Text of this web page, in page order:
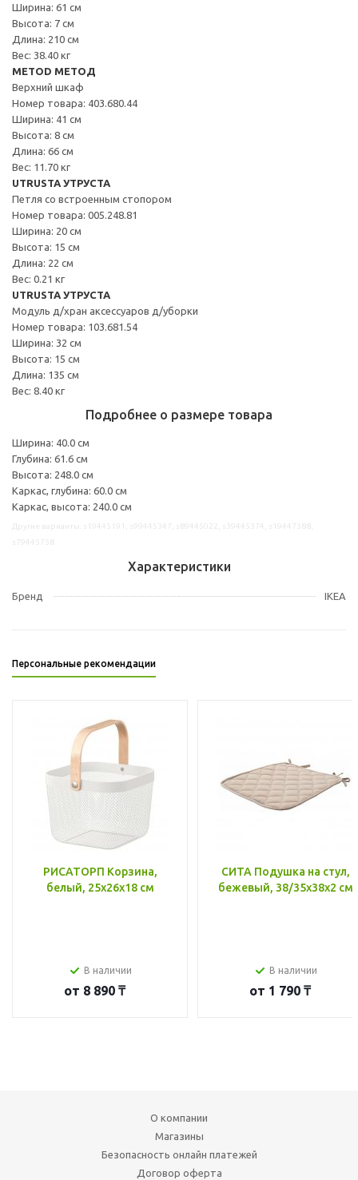
Ширина: 61 см
Высота: 7 см
Длина: 210 см
Вес: 38.40 кг
METOD МЕТОД
Верхний шкаф
Номер товара: 403.680.44
Ширина: 41 см
Высота: 8 см
Длина: 66 см
Вес: 11.70 кг
UTRUSTA УТРУСТА
Петля со встроенным стопором
Номер товара: 005.248.81
Ширина: 20 см
Высота: 15 см
Длина: 22 см
Вес: 0.21 кг
UTRUSTA УТРУСТА
Модуль д/хран аксессуаров д/уборки
Номер товара: 103.681.54
Ширина: 32 см
Высота: 15 см
Длина: 135 см
Вес: 8.40 кг
Подробнее о размере товара
Ширина: 40.0 см
Глубина: 61.6 см
Высота: 248.0 см
Каркас, глубина: 60.0 см
Каркас, высота: 240.0 см
Характеристики
Бренд IKEA
Персональные рекомендации
РИСАТОРП Корзина,
белый, 25x26x18 см
В наличии
от 8 890 ₸
СИТА Подушка на стул,
бежевый, 38/35x38x2 см
В наличии
от 1 790 ₸
О компании
Магазины
Безопасность онлайн платежей
Договор оферта